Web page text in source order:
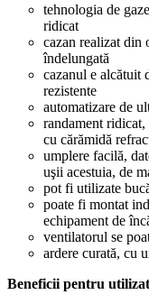
tehnologia de
ridicat
cazan realizat din
îndelungată
cazanul e alcătuit
rezistente
automatizare de
randament ridicat,
cu cărămidă
umplere facilă,
uşii acestuia, de
pot fi utilizate
poate fi montat
echipament de
ventilatorul se
ardere curată, cu
Beneficii pentru